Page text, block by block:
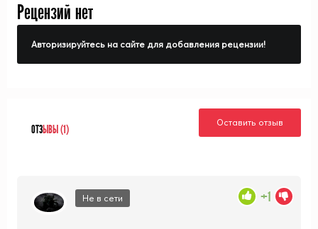
Рецензий нет
Авторизируйтесь на сайте для добавления рецензии!
ОТЗЫВЫ (1)
Оставить отзыв
Не в сети +1